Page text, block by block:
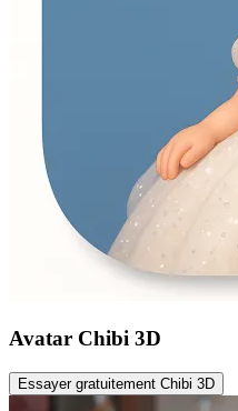
Avatar Chibi 3D
Essayer gratuitement Chibi 3D